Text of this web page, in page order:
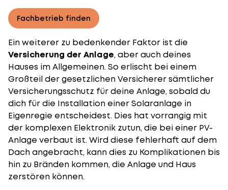
Fachbetrieb finden
Ein weiterer zu bedenkender Faktor ist die
Versicherung der Anlage, aber auch deines
Hauses im Allgemeinen. So erlischt bei einem
Großteil der gesetzlichen Versicherer sämtlicher
Versicherungsschutz für deine Anlage, sobald du
dich für die Installation einer Solaranlage in
Eigenregie entscheidest. Dies hat vorrangig mit
der komplexen Elektronik zutun, die bei einer PV-
Anlage verbaut ist. Wird diese fehlerhaft auf dem
Dach angebracht, kann dies zu Komplikationen bis
hin zu Bränden kommen, die Anlage und Haus
zerstören können.